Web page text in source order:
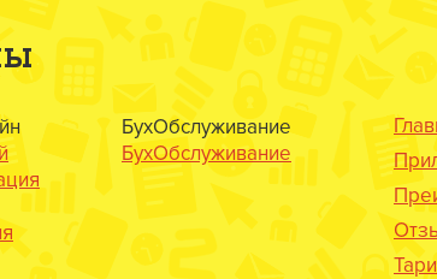
БухОбслуживание
БухОбслуживание